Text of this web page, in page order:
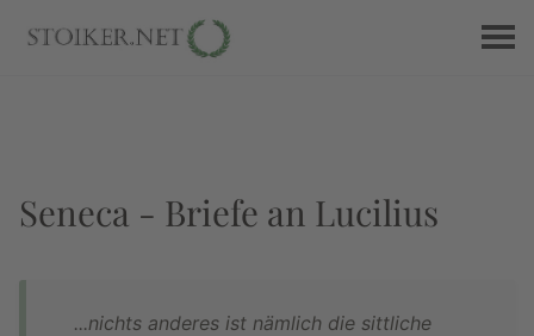
Seneca - Briefe an Lucilius
...nichts anderes ist nämlich die sittliche